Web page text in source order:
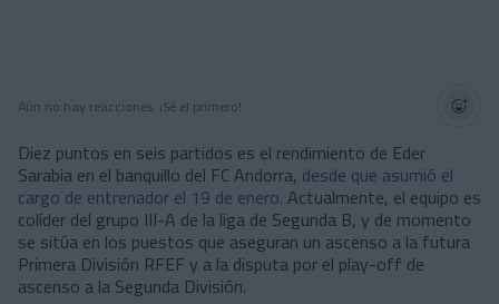
Aún no hay reacciones. ¡Sé el primero!
Diez puntos en seis partidos es el rendimiento de Eder
Sarabia en el banquillo del FC Andorra, desde que asumió el
cargo de entrenador el 19 de enero. Actualmente, el equipo es
colíder del grupo III-A de la liga de Segunda B, y de momento
se sitúa en los puestos que aseguran un ascenso a la futura
Primera División RFEF y a la disputa por el play-off de
ascenso a la Segunda División.